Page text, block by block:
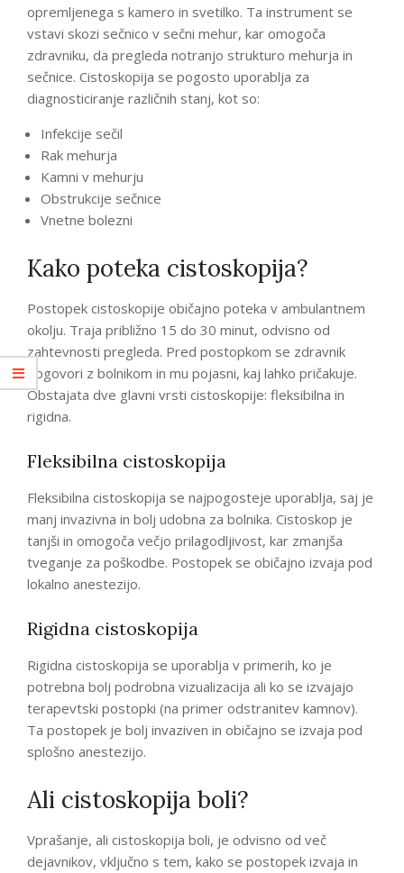
opremljenega s kamero in svetilko. Ta instrument se
vstavi skozi sečnico v sečni mehur, kar omogoča
zdravniku, da pregleda notranjo strukturo mehurja in
sečnice. Cistoskopija se pogosto uporablja za
diagnosticiranje različnih stanj, kot so:
Infekcije sečil
Rak mehurja
Kamni v mehurju
Obstrukcije sečnice
Vnetne bolezni
Kako poteka cistoskopija?
Postopek cistoskopije običajno poteka v ambulantnem
okolju. Traja približno 15 do 30 minut, odvisno od
zahtevnosti pregleda. Pred postopkom se zdravnik
pogovori z bolnikom in mu pojasni, kaj lahko pričakuje.
Obstajata dve glavni vrsti cistoskopije: fleksibilna in
rigidna.
Fleksibilna cistoskopija
Fleksibilna cistoskopija se najpogosteje uporablja, saj je
manj invazivna in bolj udobna za bolnika. Cistoskop je
tanjši in omogoča večjo prilagodljivost, kar zmanjša
tveganje za poškodbe. Postopek se običajno izvaja pod
lokalno anestezijo.
Rigidna cistoskopija
Rigidna cistoskopija se uporablja v primerih, ko je
potrebna bolj podrobna vizualizacija ali ko se izvajajo
terapevtski postopki (na primer odstranitev kamnov).
Ta postopek je bolj invaziven in običajno se izvaja pod
splošno anestezijo.
Ali cistoskopija boli?
Vprašanje, ali cistoskopija boli, je odvisno od več
dejavnikov, vključno s tem, kako se postopek izvaja in